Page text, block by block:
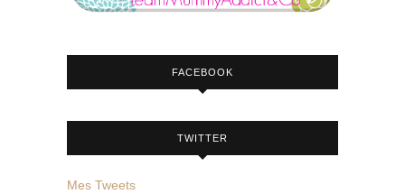
FACEBOOK
TWITTER
Mes Tweets